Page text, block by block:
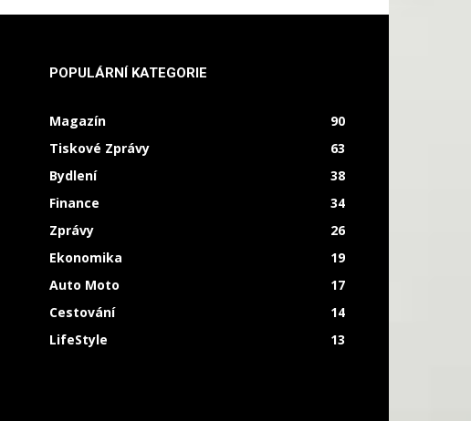
POPULÁRNÍ KATEGORIE
Magazín
90
Tiskové Zprávy
63
Bydlení
38
Finance
34
Zprávy
26
Ekonomika
19
Auto Moto
17
Cestování
14
LifeStyle
13